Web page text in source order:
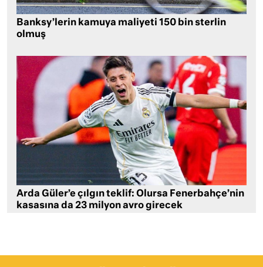
Banksy’lerin kamuya maliyeti 150 bin sterlin
olmuş
Arda Güler’e çılgın teklif: Olursa Fenerbahçe’nin
kasasına da 23 milyon avro girecek